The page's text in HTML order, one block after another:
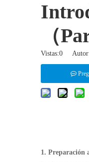
（
Vistas:0
1. Preparación